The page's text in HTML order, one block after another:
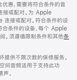
惠，需要将符合条件的音
或配对。为 Apple
接或配对。符合条件的设
合条件的设备，每个 Apple
。须遵循限制条件和其他条
供不限次数的保修服务。
音频适用于支持此功
。